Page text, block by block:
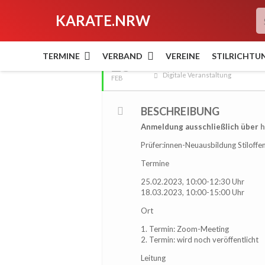
KARATE.NRW
TERMINE VERBAND VEREINE
FEBRUAR, 2023
25
FEB
Prüfer:innen-
Digitale Veranstaltung
BESCHREIBUNG
Anmeldung ausschließlich über
Prüfer:innen-Neuausbildung
Termine
25.02.2023, 10:00-12:30 Uhr
18.03.2023, 10:00-15:00 Uhr
Ort
1. Termin: Zoom-Meeting
2. Termin: wird noch veröffentlicht
Leitung